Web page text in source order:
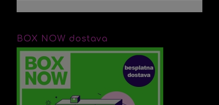
BOX NOW dostava